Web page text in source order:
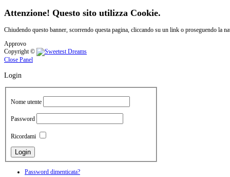
Attenzione! Questo sito utilizza Cookie.
Chiudendo questo banner, scorrendo questa pagina, cliccando su un link o proseguendo la
Approvo
Copyright ©
Close Panel
Login
Nome utente
Password
Ricordami
Password dimenticata?